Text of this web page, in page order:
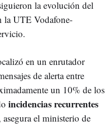
la evolución del
la UTE Vodafone-
en un enrutador
de alerta entre
un 10% de los
incidencias recurrentes
asegura el ministerio de